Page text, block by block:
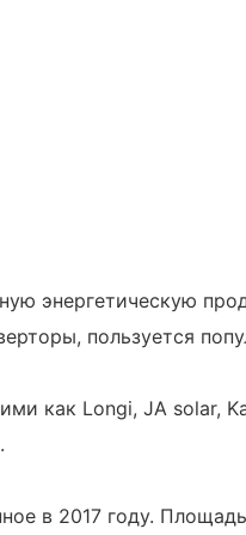
энергетическую
пользуется
как Longi, JA solar,
в 2017 году.